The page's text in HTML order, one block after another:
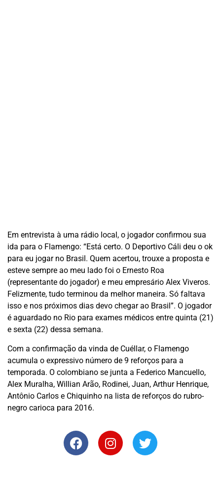
Em entrevista à uma rádio local, o jogador confirmou sua
ida para o Flamengo: “Está certo. O Deportivo Cáli deu o ok
para eu jogar no Brasil. Quem acertou, trouxe a proposta e
esteve sempre ao meu lado foi o Ernesto Roa
(representante do jogador) e meu empresário Alex Viveros.
Felizmente, tudo terminou da melhor maneira. Só faltava
isso e nos próximos dias devo chegar ao Brasil”. O jogador
é aguardado no Rio para exames médicos entre quinta (21)
e sexta (22) dessa semana.
Com a confirmação da vinda de Cuéllar, o Flamengo
acumula o expressivo número de 9 reforços para a
temporada. O colombiano se junta a Federico Mancuello,
Alex Muralha, Willian Arão, Rodinei, Juan, Arthur Henrique,
Antônio Carlos e Chiquinho na lista de reforços do rubro-
negro carioca para 2016.